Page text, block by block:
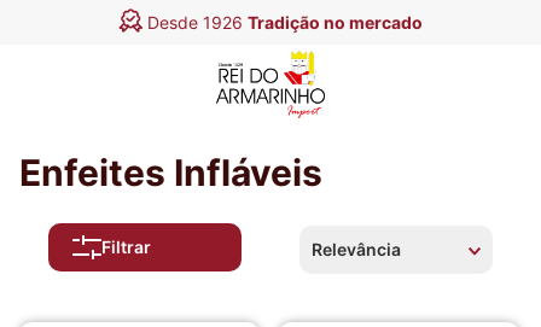
Desde 1926 Tradição no mercado
Enfeites Infláveis
Filtrar Relevância